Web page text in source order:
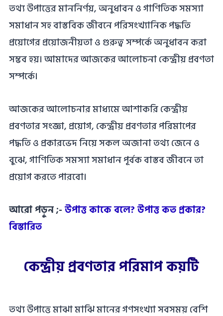
তথ্য উপাত্তের মাননির্ণয়, অনুধাবন ও গাণিতিক সমস্যা
সমাধান সহ বাস্তবিক জীবনে পরিসংখ্যানিক পদ্ধতি
প্রয়োগের প্রয়োজনীয়তা ও গুরুত্ব সম্পর্কে অনুধাবন করা
সম্ভব হয়। আমাদের আজকের আলোচনা কেন্দ্রীয় প্রবণতা
সম্পর্কে।
আজকের আলোচনার মাধ্যমে আশাকরি কেন্দ্রীয়
প্রবণতার সংজ্ঞা, প্রয়োগ, কেন্দ্রীয় প্রবণতার পরিমাপের
পদ্ধতি ও প্রকারভেদ নিয়ে সকল অজানা তথ্য জেনে ও
বুঝে, গাণিতিক সমস্যা সমাধান পূর্বক বাস্তব জীবনে তা
প্রয়োগ করতে পারবো।
আরো পড়ুন ;-উপাত্ত কাকে বলে? উপাত্ত কত প্রকার?
বিস্তারিত
কেন্দ্রীয় প্রবণতার পরিমাপ কয়টি
তথ্য উপাত্তে মাঝা মাঝি মানের গণসংখ্যা সবসময় বেশি